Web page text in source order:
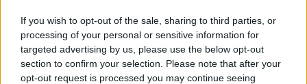
If you wish to opt-out of the sale, sharing to third parties, or
processing of your personal or sensitive information for
targeted advertising by us, please use the below opt-out
section to confirm your selection. Please note that after your
opt-out request is processed you may continue seeing
Προσθέστε το ΕΘΝΟΣ στη Google